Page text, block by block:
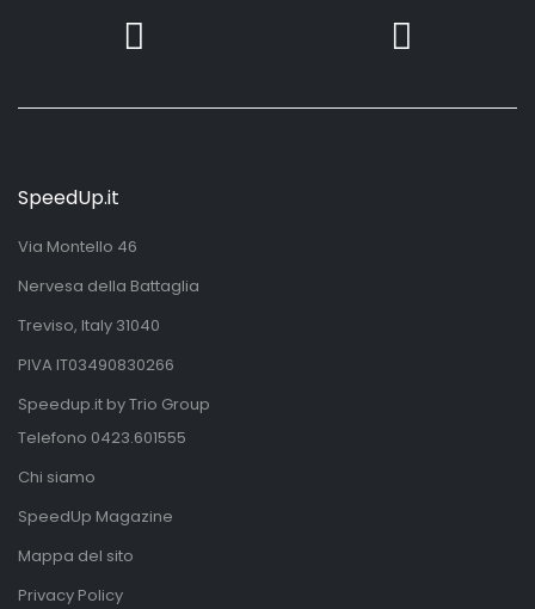
SpeedUp.it
Via Montello 46
Nervesa della Battaglia
Treviso, Italy 31040
PIVA IT03490830266
Speedup.it by Trio Group
Telefono 0423.601555
Chi siamo
SpeedUp Magazine
Mappa del sito
Privacy Policy